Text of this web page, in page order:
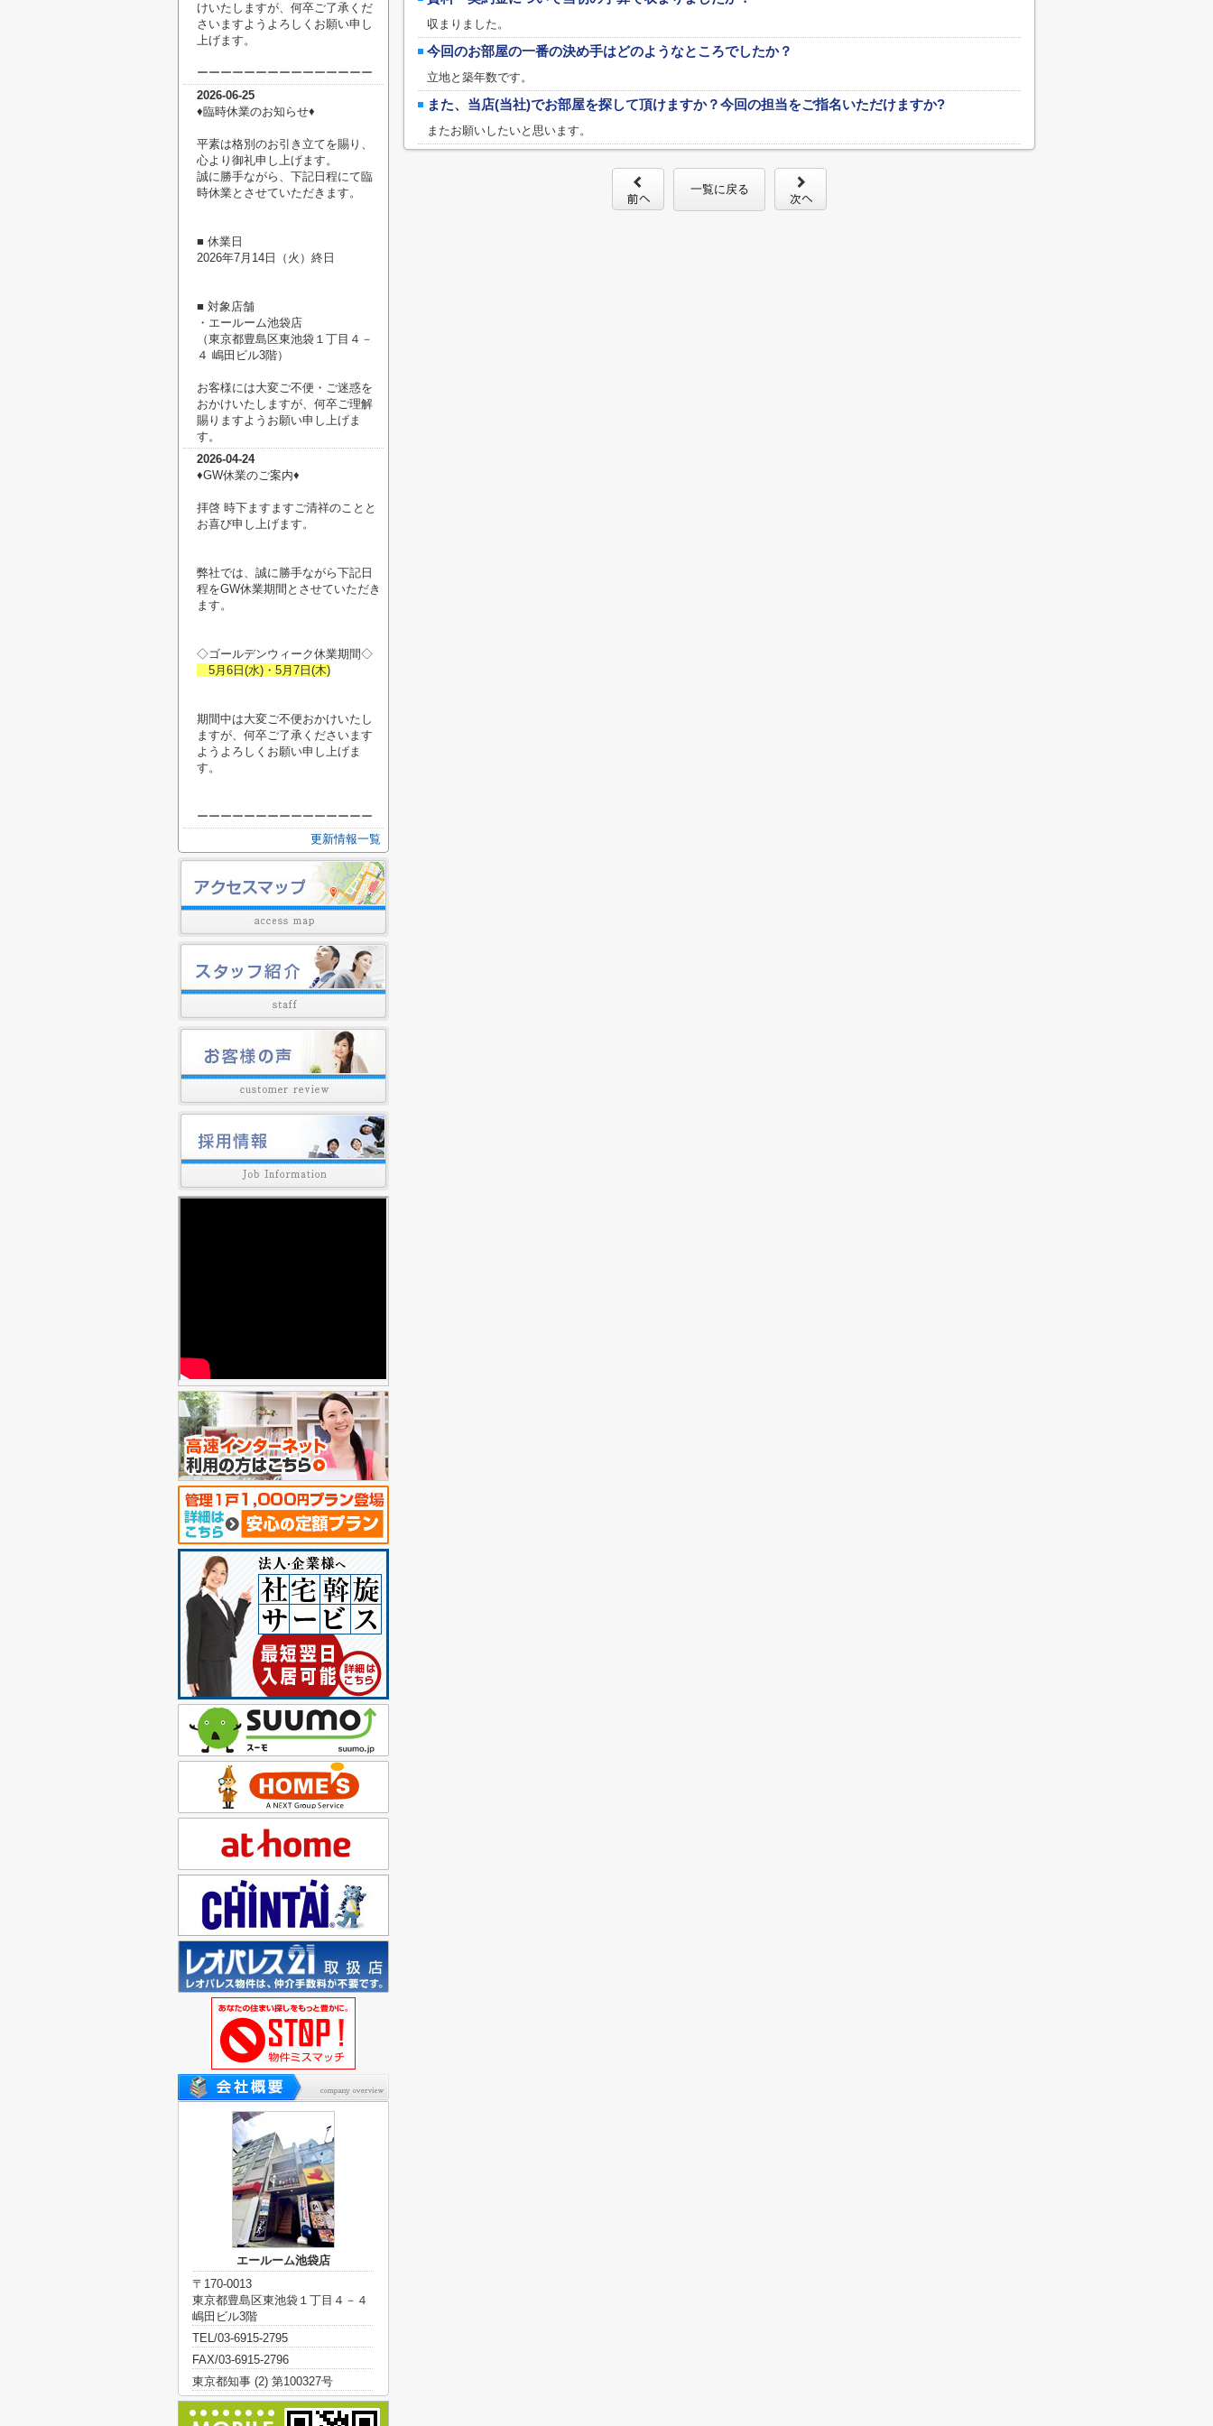
収まりました。
今回のお部屋の一番の決め手はどのようなところでしたか？
立地と築年数です。
また、当店(当社)でお部屋を探して頂けますか？今回の担当をご指名いただけますか?
またお願いしたいと思います。
一覧に戻る
けいたしますが、何卒ご了承くだ
さいますようよろしくお願い申し
上げます。
ーーーーーーーーーーーーーーー
2026-06-25
♦臨時休業のお知らせ♦
平素は格別のお引き立てを賜り、
心より御礼申し上げます。
誠に勝手ながら、下記日程にて臨
時休業とさせていただきます。
■ 休業日
2026年7月14日（火）終日
■ 対象店舗
・エールーム池袋店
（東京都豊島区東池袋１丁目４－
４ 嶋田ビル3階）
お客様には大変ご不便・ご迷惑を
おかけいたしますが、何卒ご理解
賜りますようお願い申し上げま
す。
2026-04-24
♦︎GW休業のご案内♦︎
拝啓 時下ますますご清祥のことと
お喜び申し上げます。
弊社では、誠に勝手ながら下記日
程をGW休業期間とさせていただき
ます。
◇ゴールデンウィーク休業期間◇
5月6日(水)・5月7日(木)
期間中は大変ご不便おかけいたし
ますが、何卒ご了承くださいます
ようよろしくお願い申し上げま
す。
ーーーーーーーーーーーーーーー
更新情報一覧
エールーム池袋店
〒170-0013
東京都豊島区東池袋１丁目４－４
嶋田ビル3階
TEL/03-6915-2795
FAX/03-6915-2796
東京都知事 (2) 第100327号